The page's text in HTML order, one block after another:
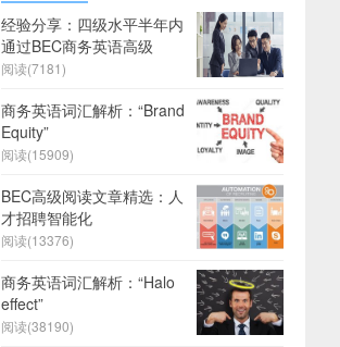
经验分享：四级水平半年内
通过BEC商务英语高级
阅读(7181)
商务英语词汇解析：“Brand
Equity”
阅读(15909)
BEC高级阅读文章精选：人
才招聘智能化
阅读(13376)
商务英语词汇解析：“Halo
effect”
阅读(38190)